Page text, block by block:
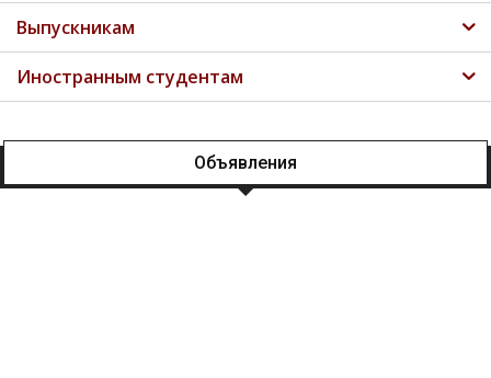
Выпускникам
Иностранным студентам
Объявления